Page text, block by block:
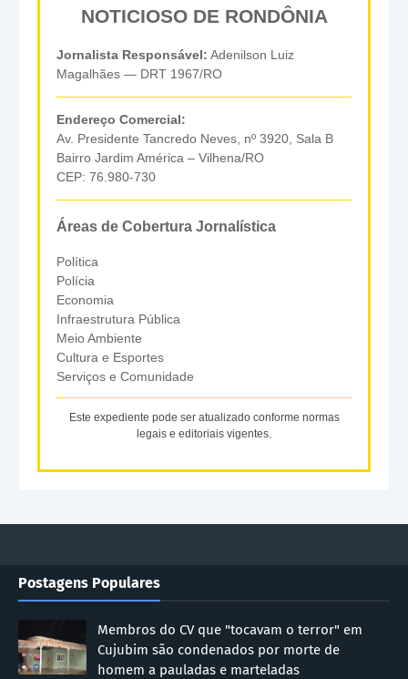
NOTICIOSO DE RONDÔNIA
Jornalista Responsável: Adenilson Luiz
Magalhães — DRT 1967/RO
Endereço Comercial:
Av. Presidente Tancredo Neves, nº 3920, Sala B
Bairro Jardim América – Vilhena/RO
CEP: 76.980-730
Áreas de Cobertura Jornalística
Política
Polícia
Economia
Infraestrutura Pública
Meio Ambiente
Cultura e Esportes
Serviços e Comunidade
Este expediente pode ser atualizado conforme normas
legais e editoriais vigentes.
Postagens Populares
Membros do CV que "tocavam o terror" em
Cujubim são condenados por morte de
homem a pauladas e marteladas